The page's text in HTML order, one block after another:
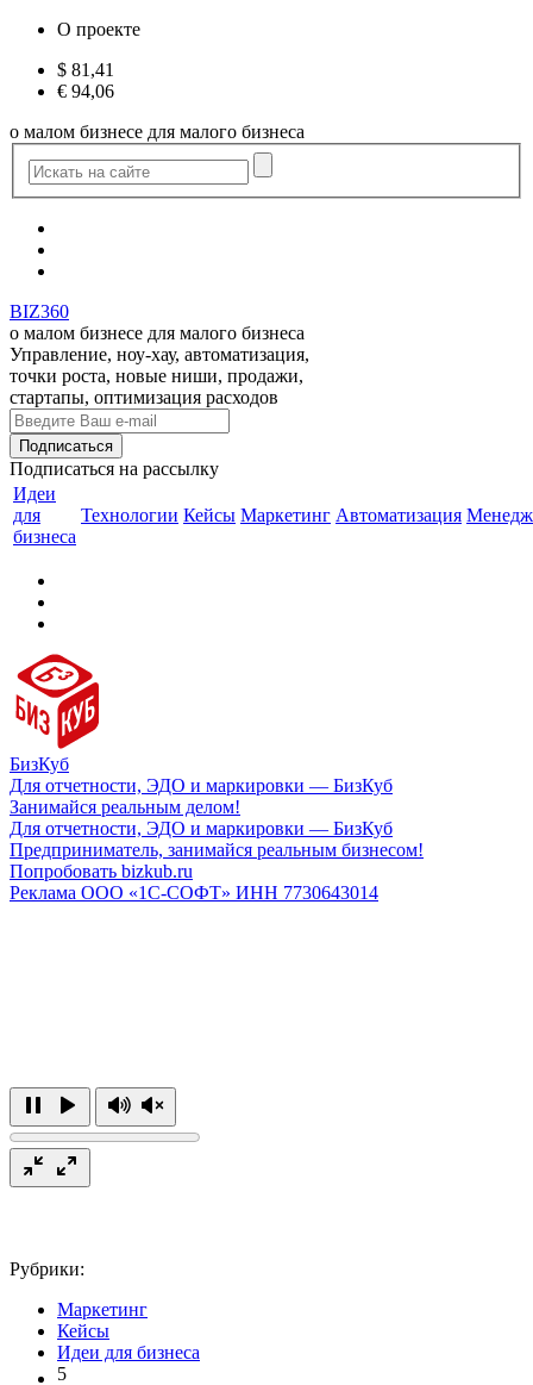
О проекте
$ 81,41
€ 94,06
о малом бизнесе для малого бизнеса
BIZ360
о малом бизнесе для малого бизнеса
Управление, ноу-хау, автоматизация,
точки роста, новые ниши, продажи,
стартапы, оптимизация расходов
Подписаться на рассылку
Идеи
для
бизнеса
Технологии Кейсы Маркетинг Автоматизация
БизКуб
Для отчетности, ЭДО и маркировки — БизКуб
Занимайся реальным делом!
Для отчетности, ЭДО и маркировки — БизКуб
Предприниматель, занимайся реальным бизнесом!
Попробовать bizkub.ru
Реклама ООО «1С-СОФТ» ИНН 7730643014
Рубрики:
Маркетинг
Кейсы
Идеи для бизнеса
5